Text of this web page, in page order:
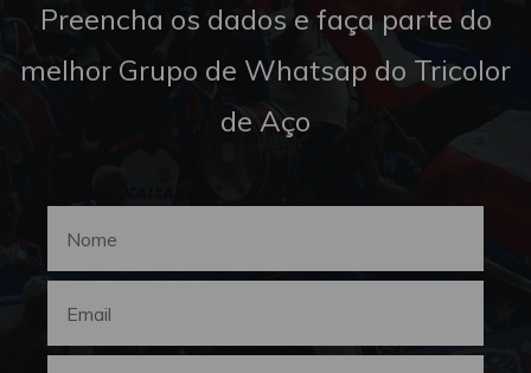
Preencha os dados e faça parte do
melhor Grupo de Whatsap do Tricolor
de Aço